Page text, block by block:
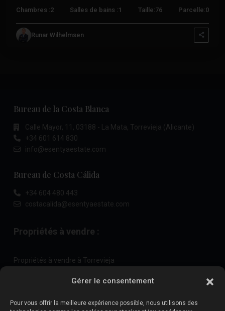
Gérer le consentement
Pour vous offrir la meilleure expérience possible, nous utilisons des
Chambres :2 Salles de bains : 1 Taille:76 Parcelle:0
Runar Wilhelmsen
Bureau de la Costa Blanca
Calle Mayor, 11, 03188 - La Mata, Torrevieja (Alicante)
+34 601 614 830
info@esentyaestate.com
Bureau de Costa Cálida
+34 604 480 443
costacalida@esentyaestate.com
Propriétés à vendre :
Propriétés à vendre à Torrevieja